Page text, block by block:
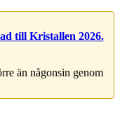
till Kristallen 2026.
än någonsin genom